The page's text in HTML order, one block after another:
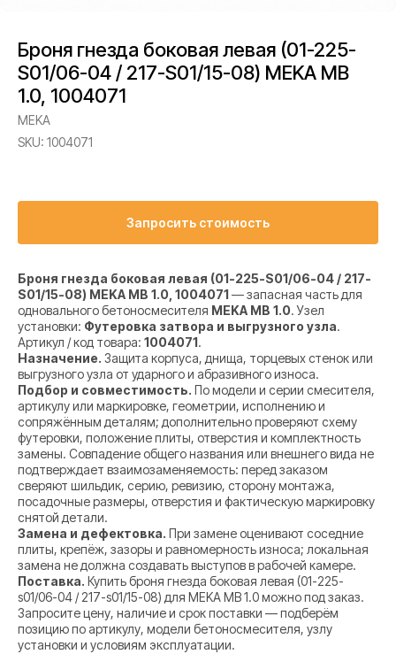
Броня гнезда боковая левая (01-225-
S01/06-04 / 217-S01/15-08) MEKA MB
1.0, 1004071
MEKA
SKU: 1004071
Запросить стоимость
Броня гнезда боковая левая (01-225-S01/06-04 / 217-
S01/15-08) MEKA MB 1.0, 1004071— запасная часть для
одновального бетоносмесителя MEKA MB 1.0. Узел
установки: Футеровка затвора и выгрузного узла.
Артикул / код товара: 1004071.
Назначение. Защита корпуса, днища, торцевых стенок или
выгрузного узла от ударного и абразивного износа.
Подбор и совместимость. По модели и серии смесителя,
артикулу или маркировке, геометрии, исполнению и
сопряжённым деталям; дополнительно проверяют схему
футеровки, положение плиты, отверстия и комплектность
замены. Совпадение общего названия или внешнего вида не
подтверждает взаимозаменяемость: перед заказом
сверяют шильдик, серию, ревизию, сторону монтажа,
посадочные размеры, отверстия и фактическую маркировку
снятой детали.
Замена и дефектовка. При замене оценивают соседние
плиты, крепёж, зазоры и равномерность износа; локальная
замена не должна создавать выступов в рабочей камере.
Поставка. Купить броня гнезда боковая левая (01-225-
s01/06-04 / 217-s01/15-08) для MEKA MB 1.0 можно под заказ.
Запросите цену, наличие и срок поставки — подберём
позицию по артикулу, модели бетоносмесителя, узлу
установки и условиям эксплуатации.